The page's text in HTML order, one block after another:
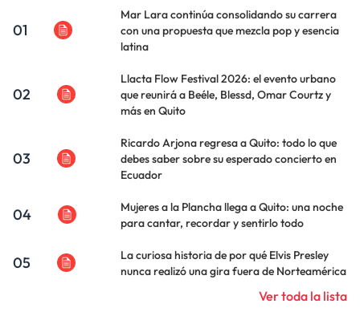
01
Mar Lara continúa consolidando su carrera
con una propuesta que mezcla pop y esencia
latina
02
Llacta Flow Festival 2026: el evento urbano
que reunirá a Beéle, Blessd, Omar Courtz y
más en Quito
03
Ricardo Arjona regresa a Quito: todo lo que
debes saber sobre su esperado concierto en
Ecuador
04
Mujeres a la Plancha llega a Quito: una noche
para cantar, recordar y sentirlo todo
05
La curiosa historia de por qué Elvis Presley
nunca realizó una gira fuera de Norteamérica
Ver toda la lista